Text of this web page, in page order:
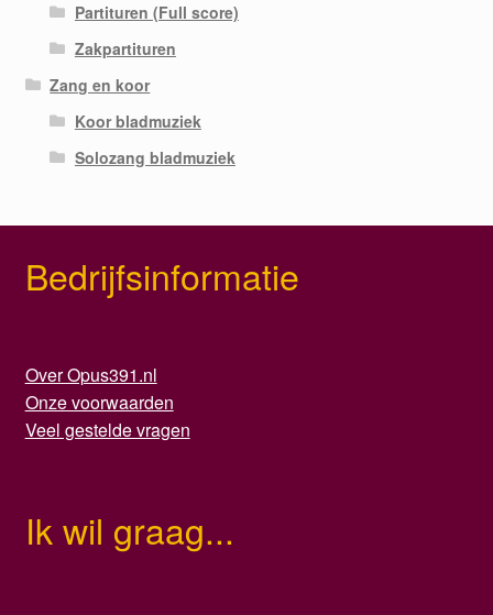
Partituren (Full score)
Zakpartituren
Zang en koor
Koor bladmuziek
Solozang bladmuziek
Bedrijfsinformatie
Over Opus391.nl
Onze voorwaarden
Veel gestelde vragen
Ik wil graag...